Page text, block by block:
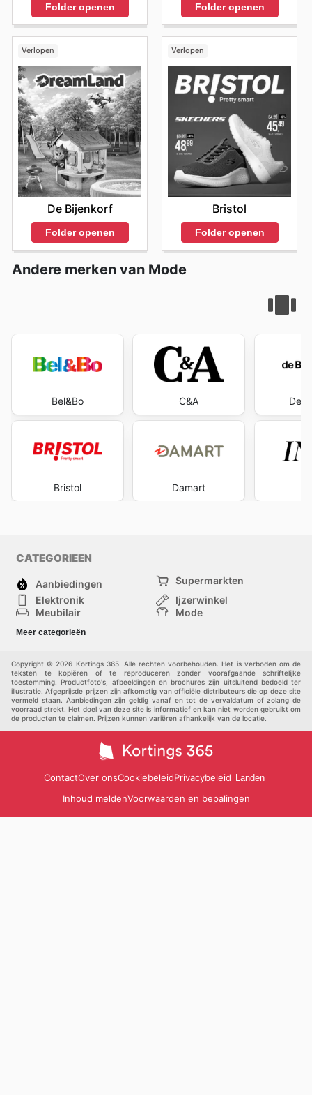
Folder openen Folder openen
Verlopen
De Bijenkorf
Folder openen
Verlopen
Bristol
Folder openen
Andere merken van Mode
Bel&Bo
Bristol
C&A
Damart
De
CATEGORIEEN
Aanbiedingen
Supermarkten
Elektronik
Ijzerwinkel
Meubilair
Mode
Schoonheid
Meer categorieën
Copyright © 2026 Kortings 365. Alle rechten voorbehouden. Het is verboden om de
teksten te kopiëren of te reproduceren zonder voorafgaande schriftelijke
toestemming. Productfoto's, afbeeldingen en brochures zijn uitsluitend bedoeld ter
illustratie. Afgeprijsde prijzen zijn afkomstig van officiële distributeurs die op deze site
vermeld staan. Aanbiedingen zijn geldig vanaf en tot de vervaldatum of zolang de
voorraad strekt. Het doel van deze site is informatief en kan niet worden gebruikt om
de producten te claimen. Prijzen kunnen variëren afhankelijk van de locatie.
ContactOver onsCookiebeleidPrivacybeleid Landen
Inhoud meldenVoorwaarden en bepalingen